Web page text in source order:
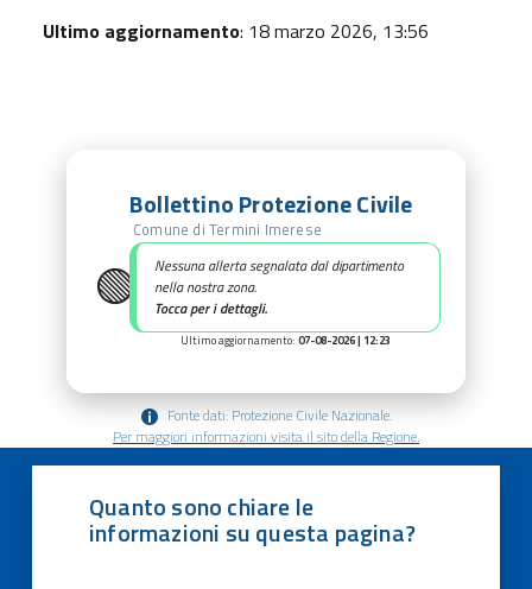
Ultimo aggiornamento: 18 marzo 2026, 13:56
🟢
Bollettino Protezione Civile
Comune di Termini Imerese
Nessuna allerta segnalata dal dipartimento
nella nostra zona.
Tocca per i dettagli.
Ultimo aggiornamento: 07-08-2026 | 12:23
Fonte dati: Protezione Civile Nazionale.
Per maggiori informazioni visita il sito della Regione.
Quanto sono chiare le
informazioni su questa pagina?